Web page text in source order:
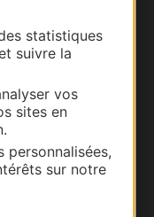
statistiques
suivre la
vos
sites en
personnalisées,
sur notre